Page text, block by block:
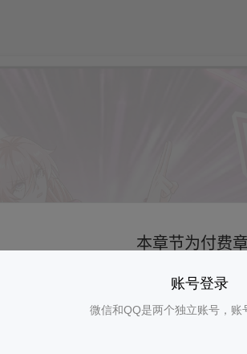
账号登录
微信和QQ是两个独立账号，账